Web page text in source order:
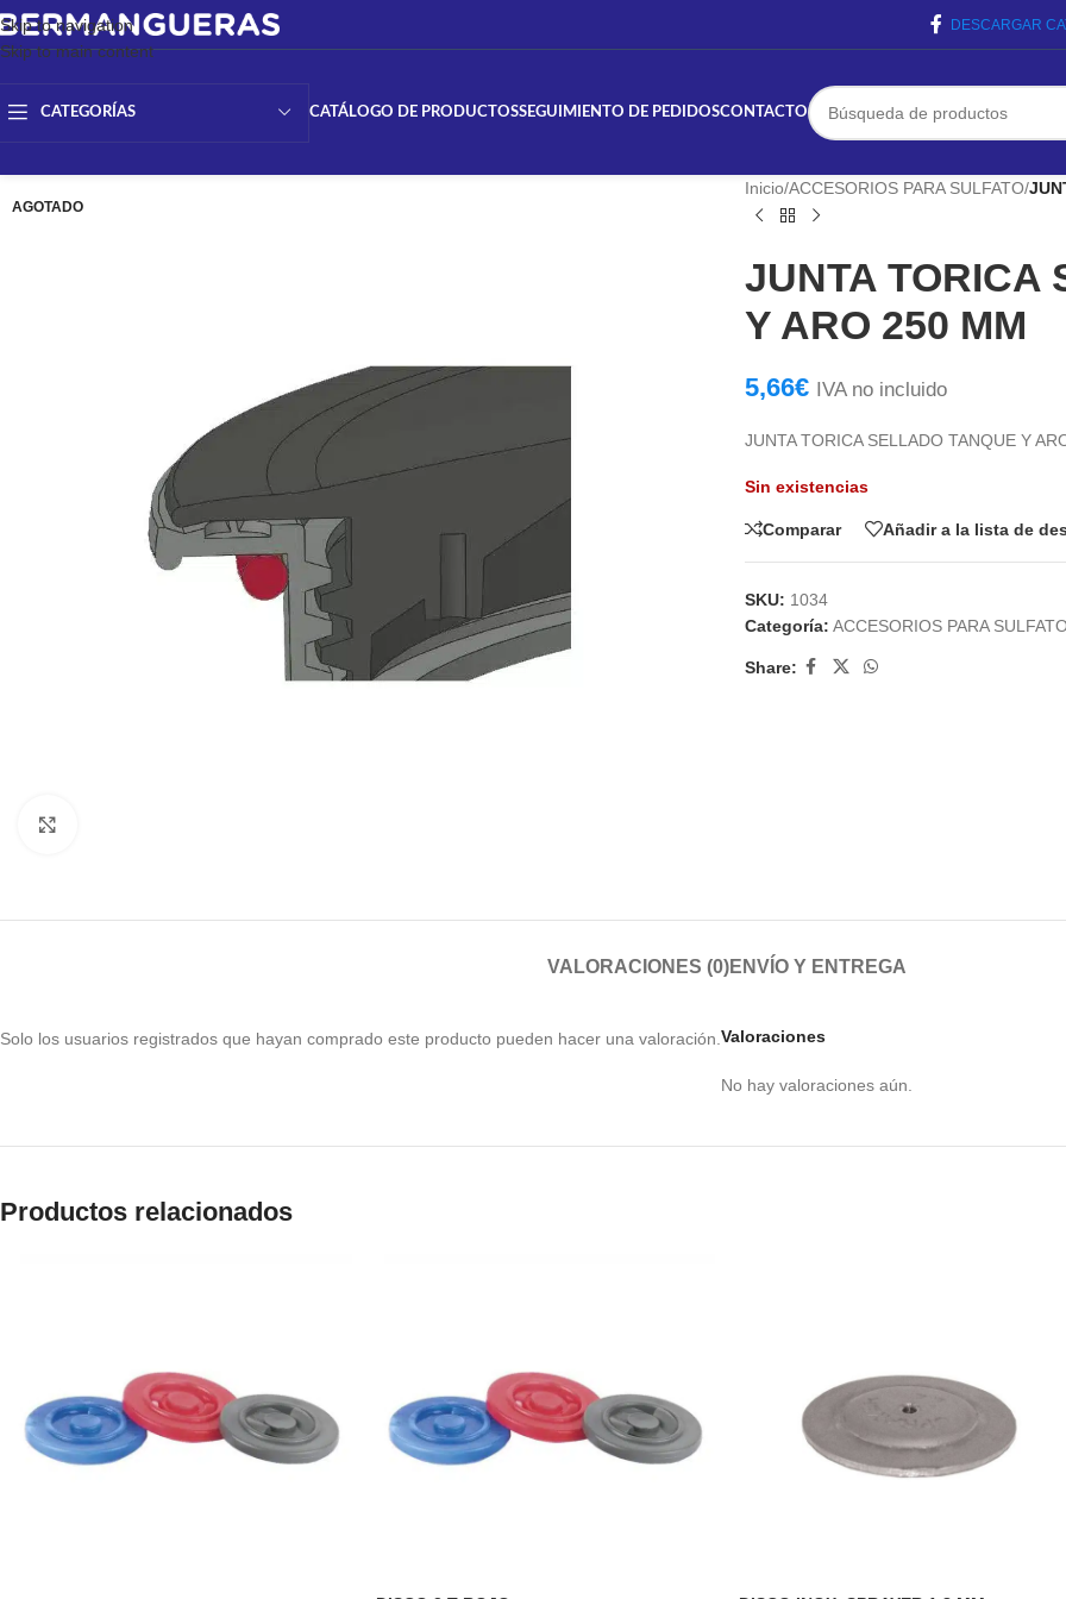
Skip to navigation
Skip to main content
DESCARGAR
CATEGORÍAS CATÁLOGO DE PRODUCTOSSEGUIMIENTO DE PEDIDOSCONTACTO
AGOTADO
Inicio/ACCESORIOS PARA SULFATO/
JUNTA TORICA
Y ARO 250 MM
5,66€ IVA no incluido
JUNTA TORICA SELLADO TANQUE Y
Sin existencias
Comparar Añadir a la lista de
SKU: 1034
Categoría: ACCESORIOS PARA
Share:
VALORACIONES (0)ENVÍO Y ENTREGA
Valoraciones
No hay valoraciones aún.
Solo los usuarios registrados que hayan comprado este producto pueden hacer una valoración.
Productos relacionados